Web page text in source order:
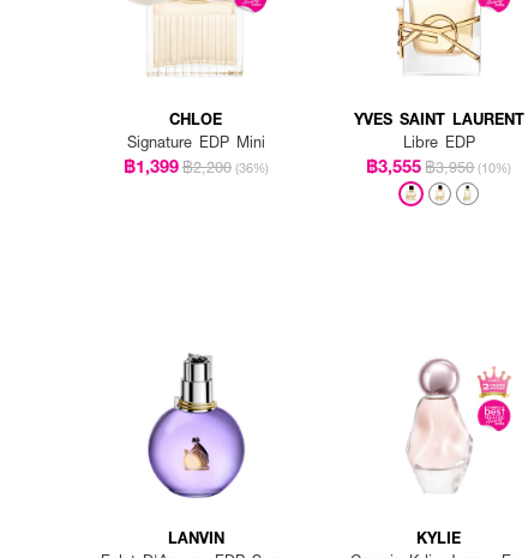
CHLOE
Signature EDP Mini
฿1,399฿2,200 (36%)
YVES SAINT LAURENT
Libre EDP
฿3,555฿3,950 (10%)
LANVIN KYLIE